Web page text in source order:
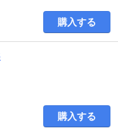
購入する
購入する